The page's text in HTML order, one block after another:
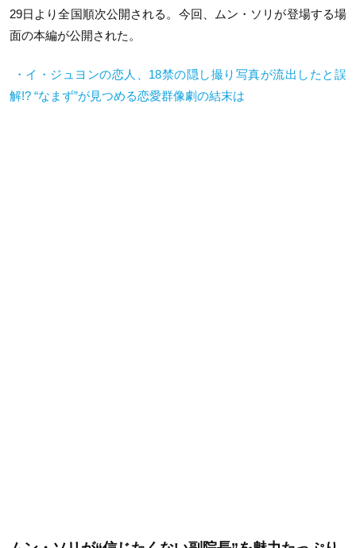
29日より全国順次公開される。今回、ムン・ソリが登場する場
面の本編が公開された。
・イ・ジュヨンの恋人、18禁の隠し撮り写真が流出したと誤
解!? “なまず”が見つめる恋愛群像劇の結末は